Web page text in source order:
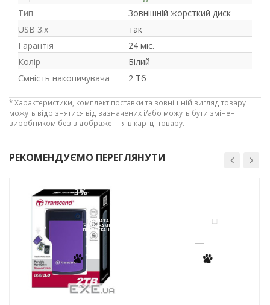
Тип
Зовнішній жорсткий диск
USB 3.x
так
Гарантія
24 міс.
Колір
Білий
Ємність накопичувача
2 Тб
*Характеристики, комплект поставки та зовнішній вигляд товару
можуть відрізнятися від зазначених і/або можуть бути змінені
виробником без відображення в картці товару.
РЕКОМЕНДУЄМО ПЕРЕГЛЯНУТИ
-3%